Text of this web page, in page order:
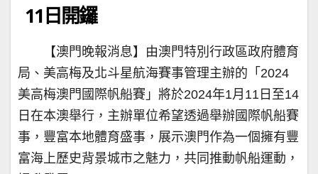
11日開鑼
【澳門晚報消息】由澳門特別行政區政府體育
局、美高梅及北斗星航海賽事管理主辦的「2024
美高梅澳門國際帆船賽」將於2024年1月11日至14
日在本澳舉行，主辦單位希望透過舉辦國際帆船賽
事，豐富本地體育盛事，展示澳門作為一個擁有豐
富海上歷史背景城市之魅力，共同推動帆船運動，